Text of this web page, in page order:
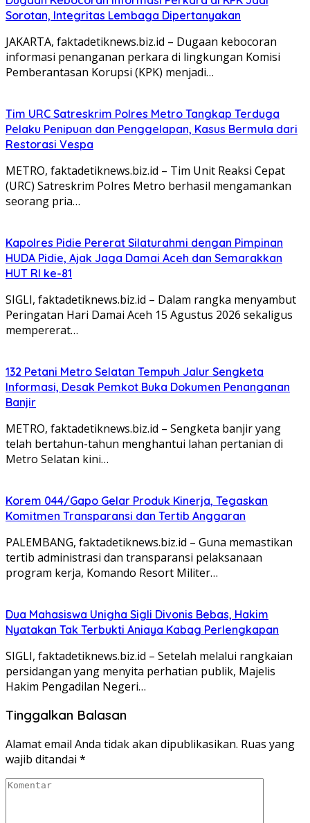
Sorotan, Integritas Lembaga Dipertanyakan
JAKARTA, faktadetiknews.biz.id – Dugaan kebocoran
informasi penanganan perkara di lingkungan Komisi
Pemberantasan Korupsi (KPK) menjadi…
Tim URC Satreskrim Polres Metro Tangkap Terduga
Pelaku Penipuan dan Penggelapan, Kasus Bermula dari
Restorasi Vespa
METRO, faktadetiknews.biz.id – Tim Unit Reaksi Cepat
(URC) Satreskrim Polres Metro berhasil mengamankan
seorang pria…
Kapolres Pidie Pererat Silaturahmi dengan Pimpinan
HUDA Pidie, Ajak Jaga Damai Aceh dan Semarakkan
HUT RI ke-81
‎‎SIGLI, faktadetiknews.biz.id – Dalam rangka menyambut
Peringatan Hari Damai Aceh 15 Agustus 2026 sekaligus
mempererat…
132 Petani Metro Selatan Tempuh Jalur Sengketa
Informasi, Desak Pemkot Buka Dokumen Penanganan
Banjir
METRO, faktadetiknews.biz.id – Sengketa banjir yang
telah bertahun-tahun menghantui lahan pertanian di
Metro Selatan kini…
Korem 044/Gapo Gelar Produk Kinerja, Tegaskan
Komitmen Transparansi dan Tertib Anggaran
PALEMBANG, faktadetiknews.biz.id – Guna memastikan
tertib administrasi dan transparansi pelaksanaan
program kerja, Komando Resort Militer…
Dua Mahasiswa Unigha Sigli Divonis Bebas, Hakim
Nyatakan Tak Terbukti Aniaya Kabag Perlengkapan
SIGLI, faktadetiknews.biz.id – Setelah melalui rangkaian
persidangan yang menyita perhatian publik, Majelis
Hakim Pengadilan Negeri…
Tinggalkan Balasan
Alamat email Anda tidak akan dipublikasikan. Ruas yang
wajib ditandai *